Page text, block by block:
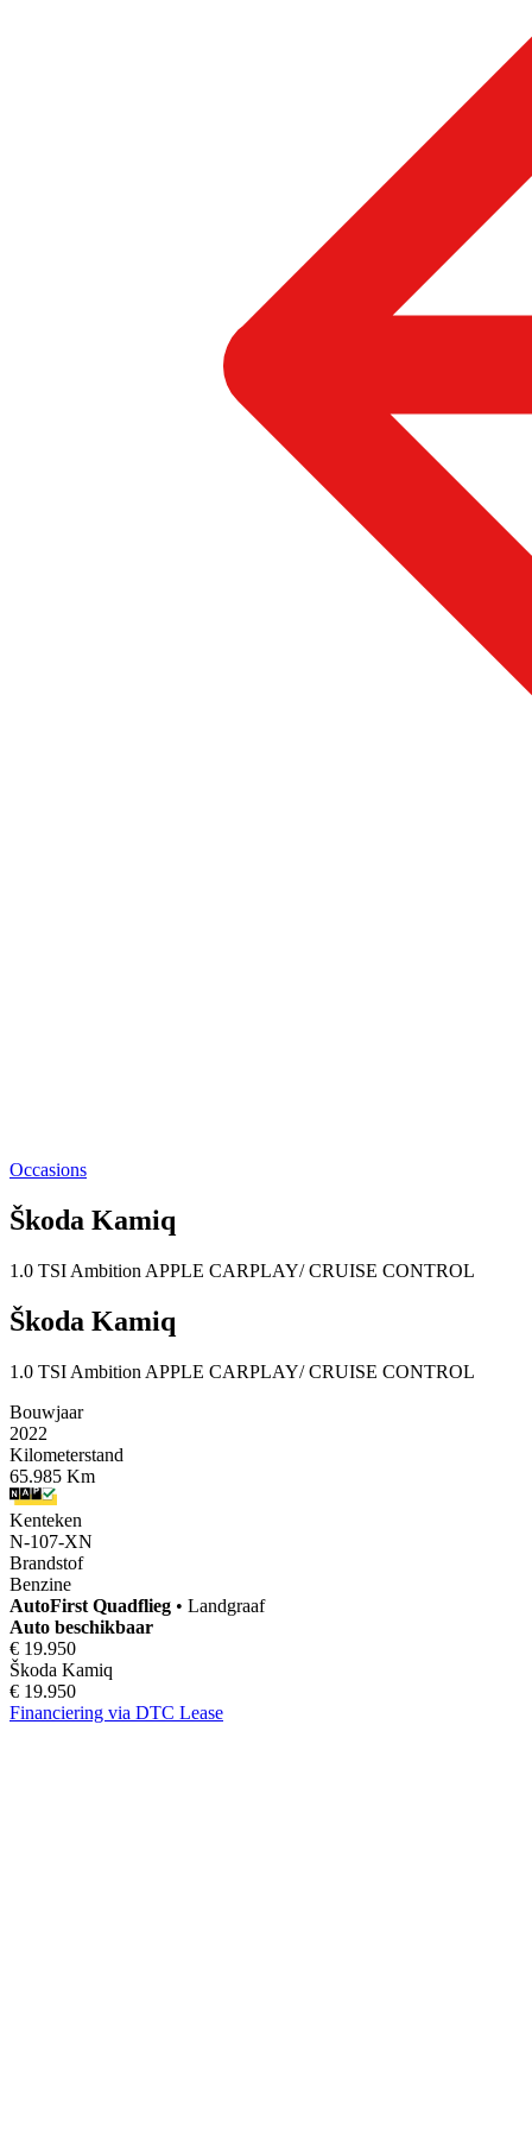
Occasions
Škoda Kamiq
1.0 TSI Ambition APPLE CARPLAY/ CRUISE CONTROL
Škoda Kamiq
1.0 TSI Ambition APPLE CARPLAY/ CRUISE CONTROL
Bouwjaar
2022
Kilometerstand
65.985 Km
Kenteken
N-107-XN
Brandstof
Benzine
AutoFirst Quadflieg • Landgraaf
Auto beschikbaar
€ 19.950
Škoda Kamiq
€ 19.950
Financiering via DTC Lease